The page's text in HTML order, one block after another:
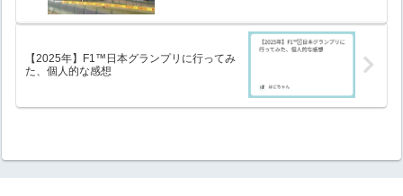
【2025年】F1™︎日本グランプリに行ってみ
た、個人的な感想